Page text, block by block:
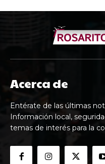
Acerca de
Entérate de las últimas
Información local,
temas de interés para la